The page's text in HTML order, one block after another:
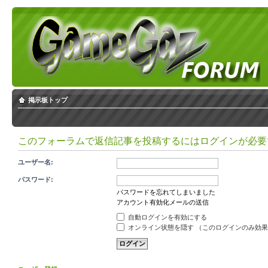
掲示板トップ
このフォーラムで返信記事を投稿するにはログインが必
ユーザー名:
パスワード:
パスワードを忘れてしまいました
アカウント有効化メールの送信
自動ログインを有効にする
オンライン状態を隠す （このログインのみ効